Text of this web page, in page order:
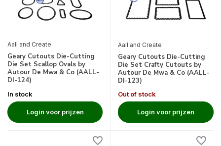
Aall and Create
Geary Cutouts Die-Cutting
Die Set Scallop Ovals by
Autour De Mwa & Co (AALL-
DI-124)
In stock
Login voor prijzen
Aall and Create
Geary Cutouts Die-Cutting
Die Set Crafty Cutouts by
Autour De Mwa & Co (AALL-
DI-123)
Out of stock
Login voor prijzen